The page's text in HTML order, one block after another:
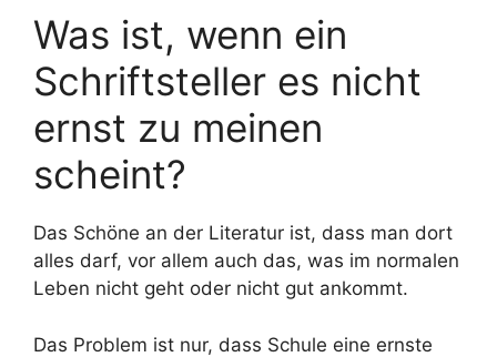
Was ist, wenn ein
Schriftsteller es nicht
ernst zu meinen
scheint?
Das Schöne an der Literatur ist, dass man dort
alles darf, vor allem auch das, was im normalen
Leben nicht geht oder nicht gut ankommt.
Das Problem ist nur, dass Schule eine ernste